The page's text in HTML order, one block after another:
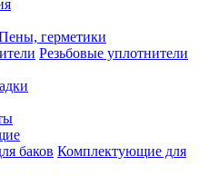
герметики
Резьбовые уплотнители
Комплектующие для